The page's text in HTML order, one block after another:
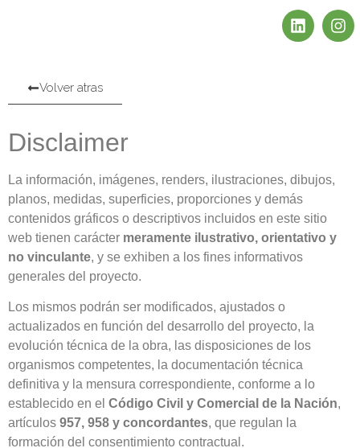
Volver atras
Disclaimer
La información, imágenes, renders, ilustraciones, dibujos,
planos, medidas, superficies, proporciones y demás
contenidos gráficos o descriptivos incluidos en este sitio
web tienen carácter meramente ilustrativo, orientativo y
no vinculante, y se exhiben a los fines informativos
generales del proyecto.
Los mismos podrán ser modificados, ajustados o
actualizados en función del desarrollo del proyecto, la
evolución técnica de la obra, las disposiciones de los
organismos competentes, la documentación técnica
definitiva y la mensura correspondiente, conforme a lo
establecido en el Código Civil y Comercial de la Nación,
artículos 957, 958 y concordantes, que regulan la
formación del consentimiento contractual.